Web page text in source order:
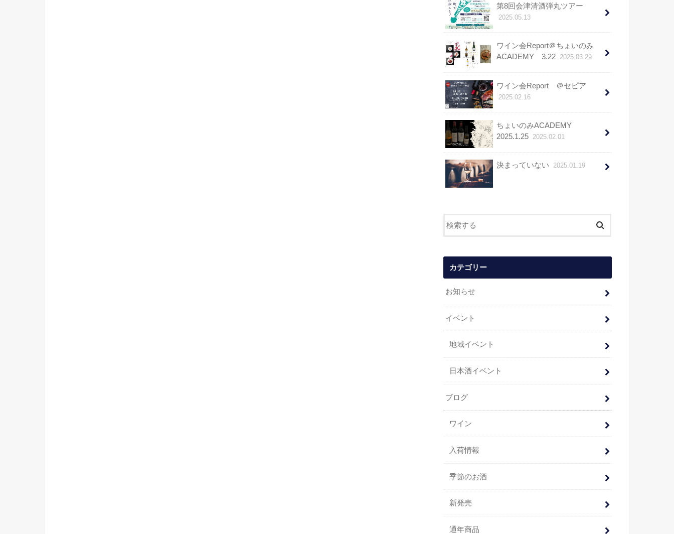
第8回会津清酒弾丸ツアー
2025.05.13
ワイン会Report＠ちょいのみ
ACADEMY 3.22 2025.03.29
ワイン会Report ＠セピア
2025.02.16
ちょいのみACADEMY
2025.1.25 2025.02.01
決まっていない 2025.01.19
カテゴリー
お知らせ
イベント
地域イベント
日本酒イベント
ブログ
ワイン
入荷情報
季節のお酒
新発売
通年商品